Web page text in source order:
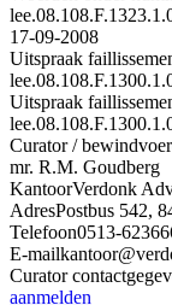
17-09-2008
Uitspraak
Uitspraak
Curator /
mr. R.M. Goudberg
KantoorVerdonk
AdresPostbus 542,
Telefoon0513-
E-mail
Curator
aanmelden